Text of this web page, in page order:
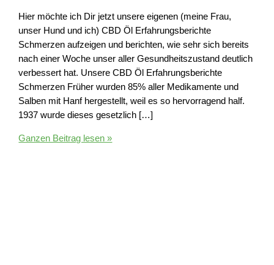
Hier möchte ich Dir jetzt unsere eigenen (meine Frau,
unser Hund und ich) CBD Öl Erfahrungsberichte
Schmerzen aufzeigen und berichten, wie sehr sich bereits
nach einer Woche unser aller Gesundheitszustand deutlich
verbessert hat. Unsere CBD Öl Erfahrungsberichte
Schmerzen Früher wurden 85% aller Medikamente und
Salben mit Hanf hergestellt, weil es so hervorragend half.
1937 wurde dieses gesetzlich […]
CBD
Ganzen Beitrag lesen »